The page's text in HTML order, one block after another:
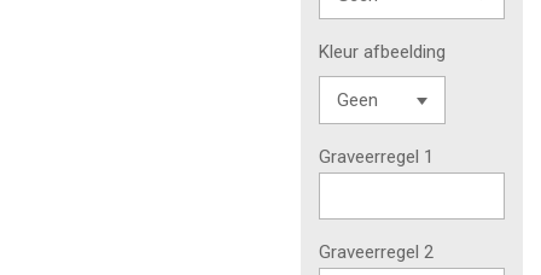
Kleur afbeelding
Graveerregel 1
Graveerregel 2